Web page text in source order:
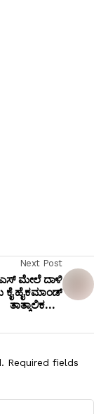
Next Post
ಮೇಲೆ ದಾಳಿ
ಕೈ ಹೈಕಮಾಂಡ್
ತಾತ್ಕಾಲಿಕವಾಗಿ
ವಿರುದ್ಧ ಬಿ.
Required fields